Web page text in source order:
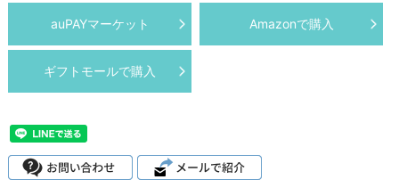
auPAYマーケット Amazonで購入
ギフトモールで購入